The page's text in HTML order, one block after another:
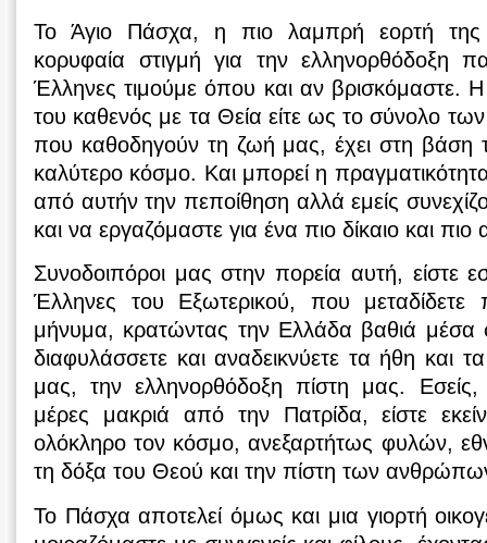
Το Άγιο Πάσχα, η πιο λαμπρή εορτή της
κορυφαία στιγμή για την ελληνορθόδοξη
Έλληνες τιμούμε όπου και αν βρισκόμαστε.
του καθενός με τα Θεία είτε ως το σύνολο
που καθοδηγούν τη ζωή μας, έχει στη βάση
καλύτερο κόσμο. Και μπορεί η
από αυτήν την πεποίθηση αλλά εμείς
και να εργαζόμαστε για ένα πιο δίκαιο και πιο
Συνοδοιπόροι μας στην πορεία αυτή, είστε
Έλληνες του Εξωτερικού, που μεταδίδετε
μήνυμα, κρατώντας την Ελλάδα βαθιά μέσα
διαφυλάσσετε και αναδεικνύετε τα ήθη και
μας, την ελληνορθόδοξη πίστη μας. Εσείς,
μέρες μακριά από την Πατρίδα, είστε
ολόκληρο τον κόσμο, ανεξαρτήτως φυλών,
τη δόξα του Θεού και την πίστη των
Το Πάσχα αποτελεί όμως και μια γιορτή